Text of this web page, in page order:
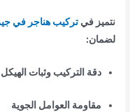
نتميز فيتركيب هناجر في
لضمان:
دقة التركيب وثبات الهيكل
مقاومة العوامل الجوية